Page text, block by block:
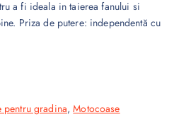
a fi ideala in taierea fanului si
Priza de putere: independentă cu
pentru gradina,Motocoase